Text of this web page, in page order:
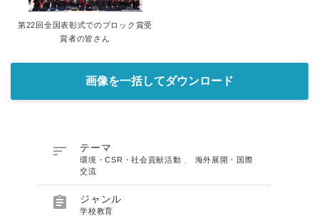
第22回全国表彰式でのブロック賞受
賞者の皆さん
画像を一括してダウンロード
 テーマ
環境・CSR・社会貢献活動
海外展開・国際
交流
 ジャンル
学校教育